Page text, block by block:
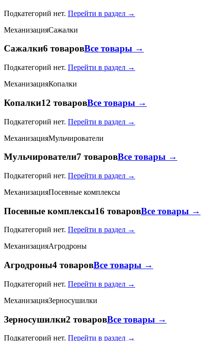
Подкатегорий нет. Перейти в раздел →
МеханизацияСажалки
Сажалки6 товаровВсе товары →
Подкатегорий нет. Перейти в раздел →
МеханизацияКопалки
Копалки12 товаровВсе товары →
Подкатегорий нет. Перейти в раздел →
МеханизацияМульчирователи
Мульчирователи7 товаровВсе товары →
Подкатегорий нет. Перейти в раздел →
МеханизацияПосевные комплексы
Посевные комплексы16 товаровВсе товары →
Подкатегорий нет. Перейти в раздел →
МеханизацияАгродроны
Агродроны4 товаровВсе товары →
Подкатегорий нет. Перейти в раздел →
МеханизацияЗерносушилки
Зерносушилки2 товаровВсе товары →
Подкатегорий нет. Перейти в раздел →